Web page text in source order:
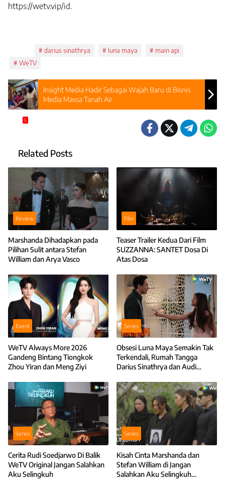
https://wetv.vip/id.
darius sinathrya luna maya
main api
WeTV
Insight Media Hadir Sebagai Wajah Baru di Bisnis
Media Massa Tanah Air
5
Related Posts
Review
Marshanda Dihadapkan pada
Pilihan Sulit antara Stefan
William dan Arya Vasco
Film
Teaser Trailer Kedua Dari Film
SUZZANNA: SANTET Dosa Di
Atas Dosa
Event
WeTV Always More 2026
Gandeng Bintang Tiongkok
Zhou Yiran dan Meng Ziyi
Series
Obsesi Luna Maya Semakin Tak
Terkendali, Rumah Tangga
Darius Sinathrya dan Audi
Series
Cerita Rudi Soedjarwo Di Balik
WeTV Original Jangan Salahkan
Aku Selingkuh
Series
Kisah Cinta Marshanda dan
Stefan William di Jangan
Salahkan Aku Selingkuh